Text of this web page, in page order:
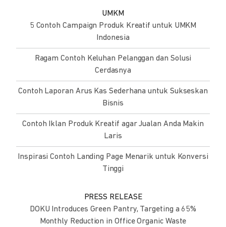
UMKM
5 Contoh Campaign Produk Kreatif untuk UMKM
Indonesia
Ragam Contoh Keluhan Pelanggan dan Solusi
Cerdasnya
Contoh Laporan Arus Kas Sederhana untuk Sukseskan
Bisnis
Contoh Iklan Produk Kreatif agar Jualan Anda Makin
Laris
Inspirasi Contoh Landing Page Menarik untuk Konversi
Tinggi
PRESS RELEASE
DOKU Introduces Green Pantry, Targeting a 65%
Monthly Reduction in Office Organic Waste